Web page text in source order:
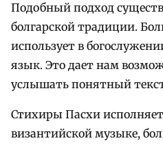
Подобный подход
болгарской традиции.
использует в
язык. Это дает нам
услышать понятный
Стихиры Пасхи
византийской музыке,